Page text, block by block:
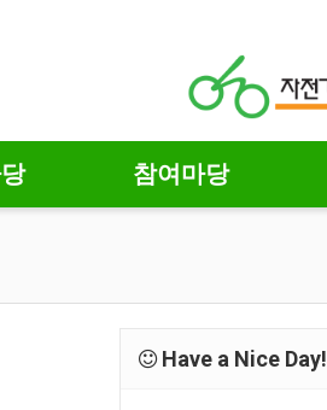
참여마당
Have a Nice Day!